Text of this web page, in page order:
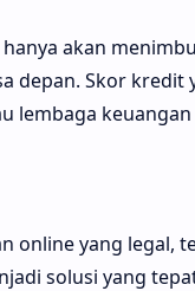
akan
depan. Skor
lembaga keuangan
online yang legal,
solusi yang